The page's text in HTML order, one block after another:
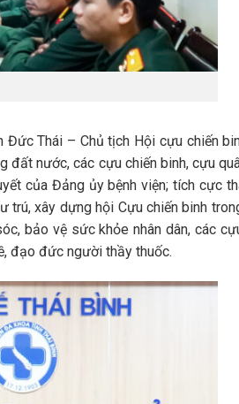
Đức Thái – Chủ tịch Hội cựu chiến
đất nước, các cựu chiến binh, cựu
của Đảng ủy bệnh viện; tích cực
trú, xây dựng hội Cựu chiến binh
bảo vệ sức khỏe nhân dân, các
đạo đức người thầy thuốc.